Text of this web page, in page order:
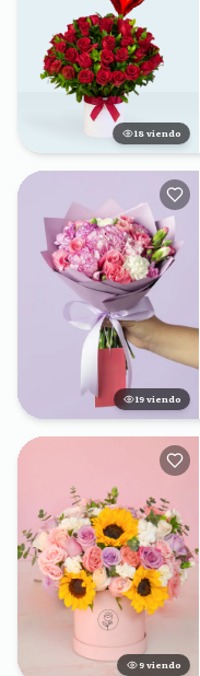
18 viendo
19 viendo
10 viendo